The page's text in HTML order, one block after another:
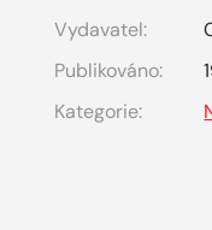
Vydavatel:
Publikováno:
Kategorie: